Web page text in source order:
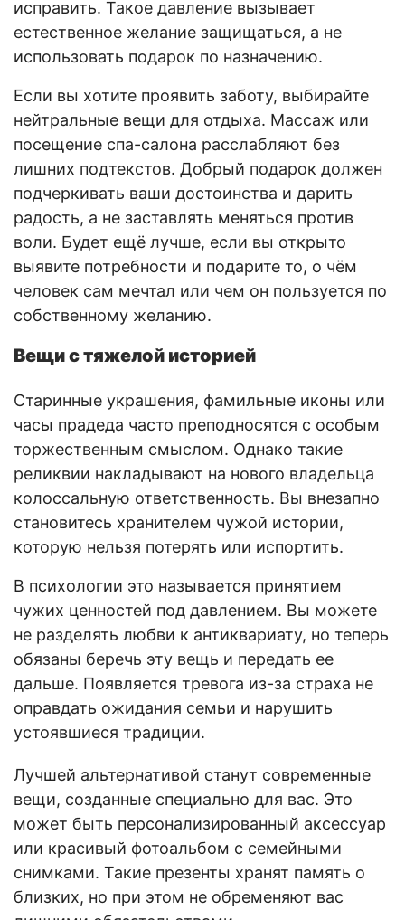
исправить. Такое давление вызывает
естественное желание защищаться, а не
использовать подарок по назначению.
Если вы хотите проявить заботу, выбирайте
нейтральные вещи для отдыха. Массаж или
посещение спа-салона расслабляют без
лишних подтекстов. Добрый подарок должен
подчеркивать ваши достоинства и дарить
радость, а не заставлять меняться против
воли. Будет ещё лучше, если вы открыто
выявите потребности и подарите то, о чём
человек сам мечтал или чем он пользуется по
собственному желанию.
Вещи с тяжелой историей
Старинные украшения, фамильные иконы или
часы прадеда часто преподносятся с особым
торжественным смыслом. Однако такие
реликвии накладывают на нового владельца
колоссальную ответственность. Вы внезапно
становитесь хранителем чужой истории,
которую нельзя потерять или испортить.
В психологии это называется принятием
чужих ценностей под давлением. Вы можете
не разделять любви к антиквариату, но теперь
обязаны беречь эту вещь и передать ее
дальше. Появляется тревога из-за страха не
оправдать ожидания семьи и нарушить
устоявшиеся традиции.
Лучшей альтернативой станут современные
вещи, созданные специально для вас. Это
может быть персонализированный аксессуар
или красивый фотоальбом с семейными
снимками. Такие презенты хранят память о
близких, но при этом не обременяют вас